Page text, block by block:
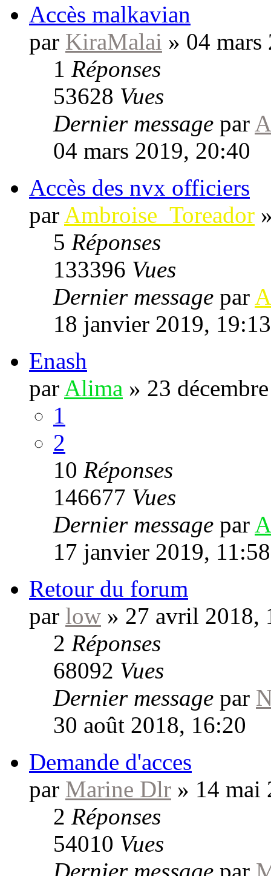
Accès malkavian
par KiraMalai » 04 mars
1 Réponses
53628 Vues
Dernier message par
04 mars 2019, 20:40
Accès des nvx officiers
par Ambroise_Toreador
5 Réponses
133396 Vues
Dernier message par
18 janvier 2019, 19:13
Enash
par Alima » 23
1
2
10 Réponses
146677 Vues
Dernier message par
17 janvier 2019, 11:58
Retour du forum
par low » 27 avril 2018,
2 Réponses
68092 Vues
Dernier message par
30 août 2018, 16:20
Demande d'acces
par Marine Dlr » 14 mai
2 Réponses
54010 Vues
Dernier message par